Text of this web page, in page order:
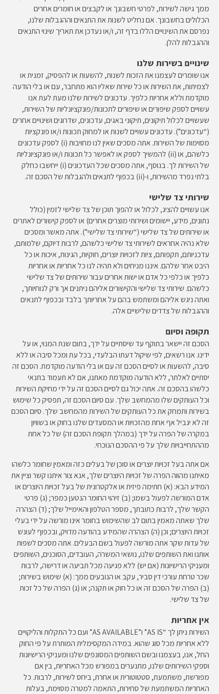
ממך גישה לשירות, לפרטי חשבונך או לקבצים או חומרים אחרים
הכלולים בחשבונך. אם נחליט לשנות את התנאים וההגבלות שלנו,
נפרסם את השינויים הללו בדף זה, ו/או נעדכן את תאריך שינוי התנאים
וההגבלות להלן.
שינויים בשירות שלנו
אנו שומרים לעצמנו את הזכות לשנות, להשעות או להפסיק, זמנית או
לצמיתות, את השירות או כל שירות שאליו הוא מתחבר, עם או בלי הודעה
מוקדמת וללא אחריות כלפיך. עדכונים לשירות שלנו מעת לעת אנו
עשויים לספק שיפורים או שיפורים לתכונות/פונקציונליות של השירות,
שעשויים לכלול תיקונים, תיקוני באגים, עדכונים, שדרוגים ושינויים אחרים
(“עדכונים”). עדכונים עשויים לשנות או למחוק תכונות ו/או פונקציות
מסוימות של השירות. אתה מסכים שאין לנו מחויבות (i) לספק עדכונים
כלשהם, או (ii) להמשיך לספק או לאפשר כל תכונות ו/או פונקציונליות
של השירות לך. בנוסף, אתה מסכים שכל העדכונים (i) ייחשבו כחלק
בלתי נפרד מהשירות, ו-(ii) בכפוף לתנאים ולהגבלות של הסכם זה.
שירותי צד שלישי
אנו עשויים להציג, לכלול או להפוך תוכן של צד שלישי לזמין (כולל
נתונים, מידע, יישומים ושירותי מוצרים אחרים) או לספק קישורים לאתרים
או שירותים של צד שלישי (“שירותי צד שלישי”). אתה מאשר ומסכים
שלא נהיה אחראים לשירותי צד שלישי כלשהם, לרבות דיוקם, שלמותם,
עדכניותם, תקפותם, ציות לזכויות יוצרים, חוקיות, הגינות, איכות או כל
היבט אחר שלהם. איננו מניחים ולא תהיה לנו כל אחריות או אחריות
כלפיך או כלפי כל אדם או ישות אחרים עבור שירותים של צד שלישי
כלשהם. שירותי צד שלישי והקישורים אליהם ניתנים אך ורק לנוחיותך,
ואתה ניגש אליהם ומשתמש בהם על אחריותך בלבד ובכפוף לתנאים
וההגבלות של צדדים שלישיים אלה.
תקופה וסיום
הסכם זה יישאר בתוקף עד שיסתיים על ידך, בתום שנת המנוי, או על
ידינו. אנו רשאים, לפי שיקול דעתו הבלעדי, בכל עת ומכל סיבה או ללא
סיבה, להשעות או לסיים הסכם זה עם או בלי הודעה מוקדמת. הסכם זה
יסתיים לאלתר, ללא הודעה מוקדמת מאתנו, אם לא תעמוד בתנאי
כלשהו בהסכם זה. אתה יכול גם לסיים הסכם זה על ידי מחיקת השירות
וכל העותקים שלו מהמחשב שלך. עם סיום הסכם זה, תפסיק כל שימוש
בשירות ותמחק את כל העותקים של השירות מהמחשב שלך. סיום הסכם
זה לא יגביל אף אחת מהזכויות או המסעדים שלנו בחוק או בשוויון
במקרה של הפרה על ידך (במהלך תקופת הסכם זה) של כל אחת
מההתחייבויות שלך על פי ההסכם הנוכחי.
אם אתה בעל זכויות יוצרים או סוכן של בעלים כזה ומאמין שחומר כלשהו
מאיתנו מהווה הפרה של זכויות היוצרים שלך, אנא צור איתנו קשר וציין את
המידע הבא: (א) חתימה פיזית או אלקטרונית של בעל זכויות היוצרים או
אדם המורשה לפעול בשמו; (ב) זיהוי החומר הנטען כמפר; (ג) פרטי
הקשר שלך, לרבות כתובתך, מספר הטלפון והאימייל שלך; (ד) הצהרה
שלך שאתה מאמין בתום לב שהשימוש בחומר אינו מורשה על ידי בעלי
זכויות היוצרים; וכן (ה) הצהרה שהמידע בהודעה מדויק, ובכפוף לעונש
של עדות שקר אתה מורשה לפעול בשם הבעלים. אתה מסכים לשפות
אותנו ואת השותפים שלנו, נושאי המשרה, העובדים, הסוכנים, השותפים
ומעניקי הרישיונות (אם יש) ללא פגיעה מכל תביעה או דרישה, לרבות
שכר טרחת עורכי דין סביר, עקב או הנובעים ממך: (א) שימוש בשירות;
(ב) הפרה של הסכם זה או כל חוק או תקנה; או (ג) הפרה של כל זכות
של צד שלישי.
אין אחריות
השירות ניתן לך “AS IS” ו”AS AVAILABLE” ועם כל התקלות והליקויים
ללא אחריות מכל סוג שהוא. במידה המקסימלית המותרת על פי החוק
החל, אנו, בעצמנו ובשם השותפים המסונפים שלנו ומעניקי הרישיונות
וספקי השירותים שלנו, מתנערים במפורש מכל האחריות, בין אם
מפורשת, משתמעת, סטטוטורית או אחרת, ביחס לשירות, לרבות. כל
האחריות המשתמעת של סחירות, התאמה למטרה מסוימת, בעלות